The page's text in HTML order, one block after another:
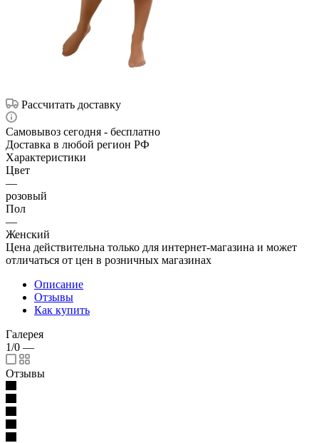
Рассчитать доставку
Самовывоз сегодня - бесплатно
Доставка в любой регион РФ
Характеристики
Цвет
—
розовый
Пол
—
Женский
Цена действительна только для интернет-магазина и может
отличаться от цен в розничных магазинах
Описание
Отзывы
Как купить
Галерея
1/0 —
Отзывы